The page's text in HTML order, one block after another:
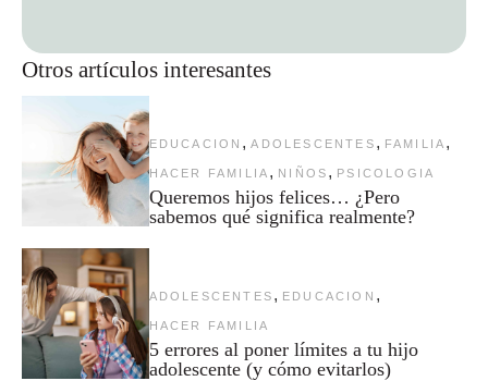
Otros artículos interesantes
EDUCACION , ADOLESCENTES , FAMILIA ,
HACER FAMILIA , NIÑOS , PSICOLOGIA
Queremos hijos felices… ¿Pero
sabemos qué significa realmente?
ADOLESCENTES , EDUCACION ,
HACER FAMILIA
5 errores al poner límites a tu hijo
adolescente (y cómo evitarlos)